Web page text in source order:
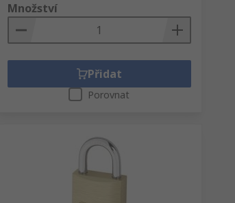
Množství
Přidat
Porovnat